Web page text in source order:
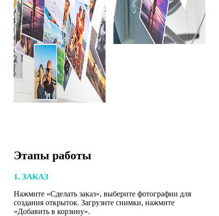
Этапы работы
1. ЗАКАЗ
Нажмите «Сделать заказ», выберите фотографии для
создания открыток. Загрузите снимки, нажмите
«Добавить в корзину».